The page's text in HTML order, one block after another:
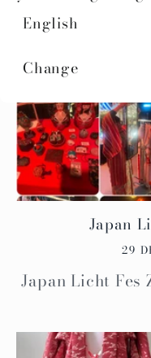
Japan
29
Japan Licht Fes
English
Change